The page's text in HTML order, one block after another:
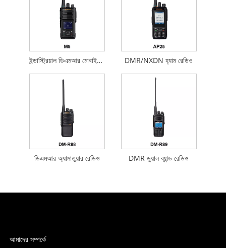
ইন্ডাস্ট্রিয়াল ডিএমআর মোবাইল রেডিও DMR/NXDN হ্যাম রেডিও
ডিএমআর অ্যামাতুয়ার রেডিও DMR ডুয়াল ব্যান্ড রেডিও
আমাদের সম্পর্কে